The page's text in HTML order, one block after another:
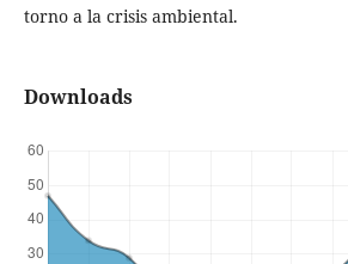
torno a la crisis ambiental.
Downloads